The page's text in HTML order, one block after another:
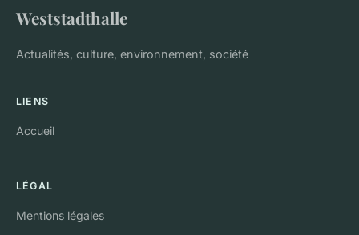
Weststadthalle
Actualités, culture, environnement, société
LIENS
Accueil
LÉGAL
Mentions légales